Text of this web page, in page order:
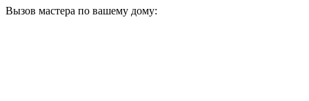
Вызов мастера по вашему дому: